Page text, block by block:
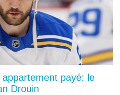
payé: le
Drouin